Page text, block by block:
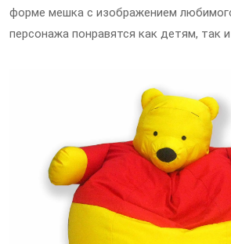
форме мешка с изображением
персонажа понравятся как детям, так